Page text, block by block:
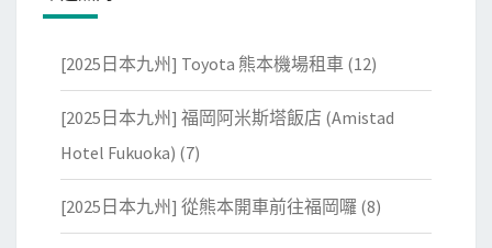
[2025日本九州] Toyota 熊本機場租車 (12)
[2025日本九州] 福岡阿米斯塔飯店 (Amistad
Hotel Fukuoka) (7)
[2025日本九州] 從熊本開車前往福岡囉 (8)